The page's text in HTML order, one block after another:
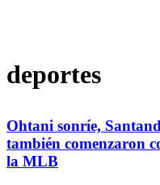
deportes
Ohtani sonríe,
también comenzaron
la MLB